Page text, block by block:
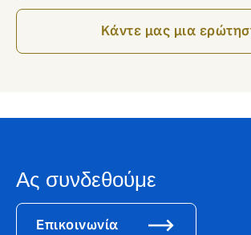
Kάντε μας μια
Ας συνδεθούμε
Επικοινωνία